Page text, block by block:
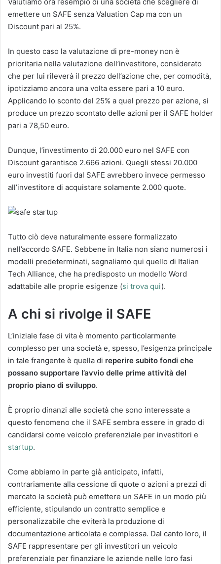
emettere un SAFE senza Valuation Cap ma con un
Discount pari al 25%.
In questo caso la valutazione di pre-money non è
prioritaria nella valutazione dell’investitore, considerato
che per lui rileverà il prezzo dell’azione che, per comodità,
ipotizziamo ancora una volta essere pari a 10 euro.
Applicando lo sconto del 25% a quel prezzo per azione, si
produce un prezzo scontato delle azioni per il SAFE holder
pari a 78,50 euro.
Dunque, l’investimento di 20.000 euro nel SAFE con
Discount garantisce 2.666 azioni. Quegli stessi 20.000
euro investiti fuori dal SAFE avrebbero invece permesso
all’investitore di acquistare solamente 2.000 quote.
Tutto ciò deve naturalmente essere formalizzato
nell’accordo SAFE. Sebbene in Italia non siano numerosi i
modelli predeterminati, segnaliamo qui quello di Italian
Tech Alliance, che ha predisposto un modello Word
adattabile alle proprie esigenze (si trova qui).
A chi si rivolge il SAFE
L’iniziale fase di vita è momento particolarmente
complesso per una società e, spesso, l’esigenza principale
in tale frangente è quella di reperire subito fondi che
possano supportare l’avvio delle prime attività del
proprio piano di sviluppo.
È proprio dinanzi alle società che sono interessate a
questo fenomeno che il SAFE sembra essere in grado di
candidarsi come veicolo preferenziale per investitori e
startup.
Come abbiamo in parte già anticipato, infatti,
contrariamente alla cessione di quote o azioni a prezzi di
mercato la società può emettere un SAFE in un modo più
efficiente, stipulando un contratto semplice e
personalizzabile che eviterà la produzione di
documentazione articolata e complessa. Dal canto loro, il
SAFE rappresentare per gli investitori un veicolo
preferenziale per finanziare le aziende nelle loro fasi